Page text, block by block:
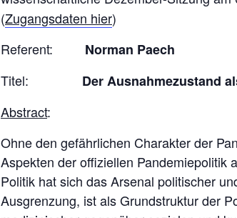
(Zugangsdaten hier)
Referent: Norman Paech
Titel: Der Ausnahmezustand
Abstract:
Ohne den gefährlichen Charakter der
Aspekten der offiziellen Pandemiepolitik
Politik hat sich das Arsenal politischer
Ausgrenzung, ist als Grundstruktur der